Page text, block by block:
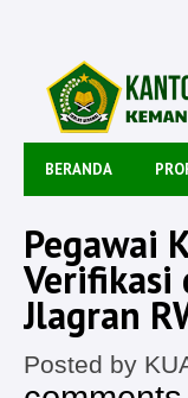
BERANDA
Pegawai
Verifikasi
Jlagran
Posted by